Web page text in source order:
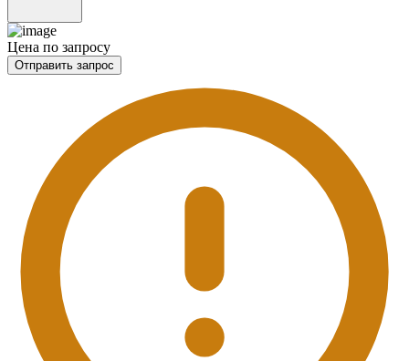
Цена по запросу
Отправить запрос